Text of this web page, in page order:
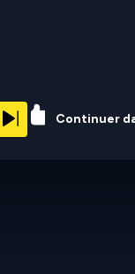
Continuer
63%